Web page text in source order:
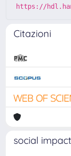
https://
Citazioni
social impact